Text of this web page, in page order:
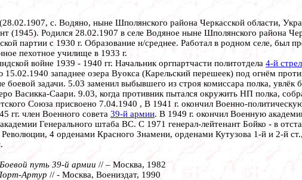
(28.02.1907, с. Водяно, ныне Шполянского района Черкасской области,
(1945). Родился 28.02.1907 в селе Водяное ныне Шполянского района
партии с 1930 г. Образование н/среднее. Работал в родном селе, был
пехотное училище в 1933 г.
войне 1939 - 1940 гг. Начальник оргпартчасти политотдела 4-й
западнее озера Вуокса (Карельский перешеек) под огнём
боевой задачи. 5.03 заменил выбывшего из строя комиссара полка, увлёк
Васикка-Саари. 9.03, когда противник пытался окружить НП полка,
Союза присвоено 7.04.1940 , В 1941 г. окончил Военно-
гг. член Военного совета 39-й армии. В 1949 г. окончил Военную
Генерального штаба ВС. С 1971 генерал-лейтенант Бойко - в
4 орденами Красного Знамени, орденами Кутузова 1-й и 2-й
путь 39-й армии // – Москва, 1982
Артур // - Москва, Воениздат, 1990